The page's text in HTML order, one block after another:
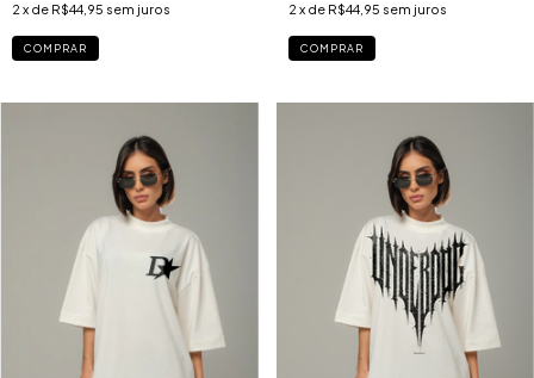
2 x de R$44,95 sem juros
COMPRAR
2 x de R$44,95 sem juros
COMPRAR